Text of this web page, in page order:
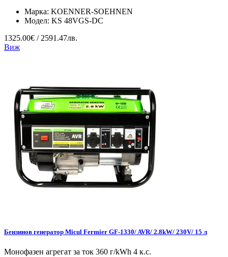
Марка: KOENNER-SOEHNEN
Модел: KS 48VGS-DC
1325.00€ / 2591.47лв.
Виж
Бензинов генератор Micul Fermier GF-1330/ AVR/ 2.8kW/ 230V/ 15 л
Монофазен агрегат за ток 360 г/kWh 4 к.с.